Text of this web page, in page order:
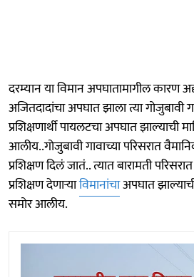
दरम्यान या विमान अपघातामागील कारण
अजितदादांचा अपघात झाला त्या
प्रशिक्षणार्थी पायलटचा अपघात झाल्याची
आलीय..गोजुबावी गावाच्या परिसरात
प्रशिक्षण दिलं जातं.. त्यात बारामती
प्रशिक्षण देणाऱ्याविमानांचाअपघात
समोर आलीय.